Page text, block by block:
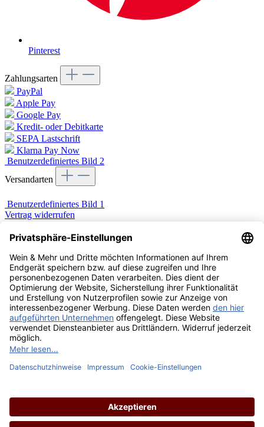
Pinterest
Zahlungsarten
PayPal
Apple Pay
Google Pay
Kredit- oder Debitkarte
SEPA Lastschrift
Klarna Pay Now
Benutzerdefiniertes Bild 2
Versandarten
Vertrag widerrufen
Zahlung & Versand
Widerruf
Datenschutz
AGB
Impressum
Cookie Einstellungen
Barrierefreiheit
Über uns
Wein & Mehr Events
Alle Preise inkl. gesetzl. Mehrwertsteuer zzgl. Versandkostenund
ggf. Nachnahmegebühren, wenn nicht anders angegeben.